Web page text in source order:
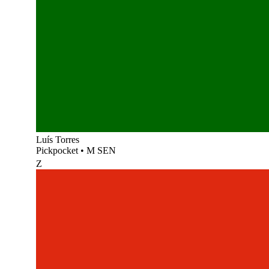
Luís Torres
Pickpocket • M SEN
Z